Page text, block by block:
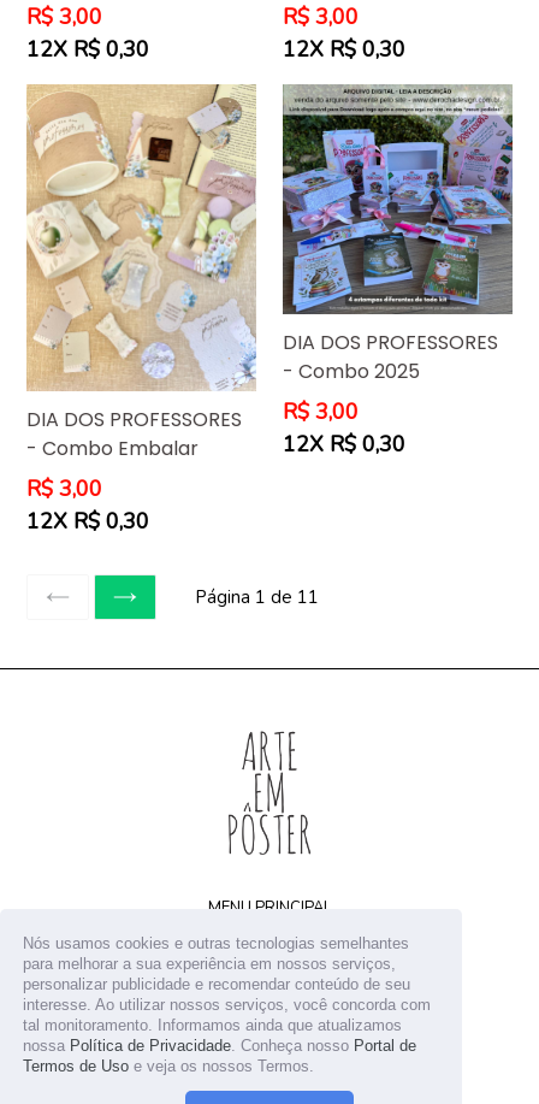
Nós usamos cookies e outras tecnologias semelhantes
para melhorar a sua experiência em nossos serviços,
personalizar publicidade e recomendar conteúdo de seu
interesse. Ao utilizar nossos serviços, você concorda com
tal monitoramento. Informamos ainda que atualizamos
nossa Política de Privacidade . Conheça nosso Portal de
Termos de Uso e veja os nossos Termos.
Preço
normal
R$ 3,00
12X R$ 0,30
Preço
normal
R$ 3,00
12X R$ 0,30
DIA DOS PROFESSORES
- Combo Embalar
Preço
normal
R$ 3,00
12X R$ 0,30
DIA DOS PROFESSORES
- Combo 2025
Preço
normal
R$ 3,00
12X R$ 0,30
ANTERIORSEGUINTE
Página 1 de 11
MENU PRINCIPAL
Home
Arquivos digitais
Receba novidades
Contato